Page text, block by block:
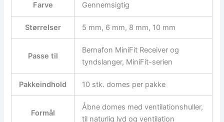
Farve Gennemsigtig
Størrelser 5 mm, 6 mm, 8 mm, 10 mm
Passe til
Bernafon MiniFit Receiver og
tyndslanger, MiniFit-serien
Pakkeindhold 10 stk. domes per pakke
Formål
Åbne domes med ventilationshuller,
til naturlig lyd og ventilation